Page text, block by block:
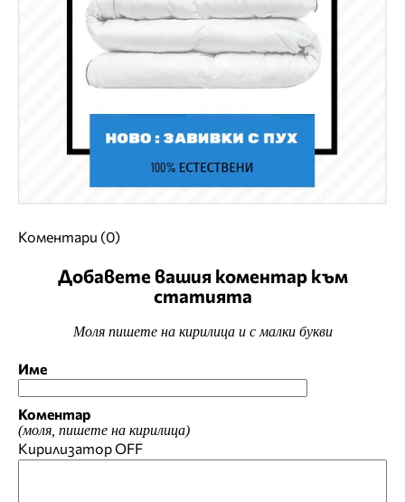
Коментари (0)
Добавете вашия коментар към
статията
Моля пишете на кирилица и с малки букви
Име
Коментар
(моля, пишете на кирилица)
КирилизаторOFF